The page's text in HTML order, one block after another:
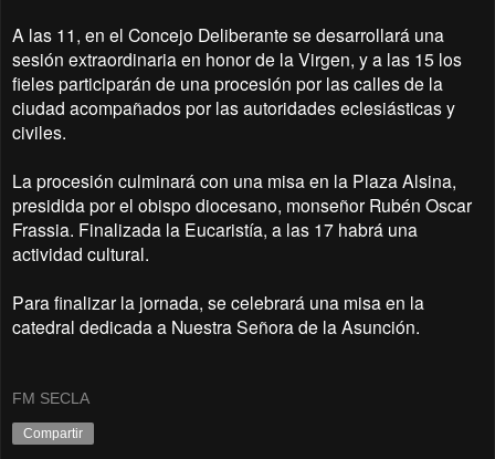
A las 11, en el Concejo Deliberante se desarrollará una
sesión extraordinaria en honor de la Virgen, y a las 15 los
fieles participarán de una procesión por las calles de la
ciudad acompañados por las autoridades eclesiásticas y
civiles.
La procesión culminará con una misa en la Plaza Alsina,
presidida por el obispo diocesano, monseñor Rubén Oscar
Frassia. Finalizada la Eucaristía, a las 17 habrá una
actividad cultural.
Para finalizar la jornada, se celebrará una misa en la
catedral dedicada a Nuestra Señora de la Asunción.
FM SECLA
Compartir